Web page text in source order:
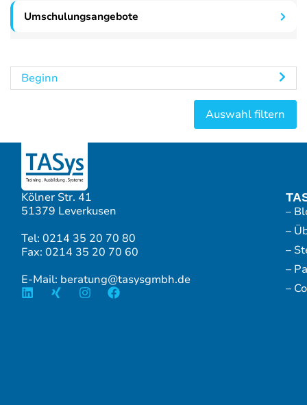
Umschulungsangebote
Beginn
Kölner Str. 41
51379 Leverkusen
Tel: 0214 35 20 70 80
Fax: 0214 35 20 70 60
E-Mail: beratung@tasysgmbh.de
–
–
–
–
–